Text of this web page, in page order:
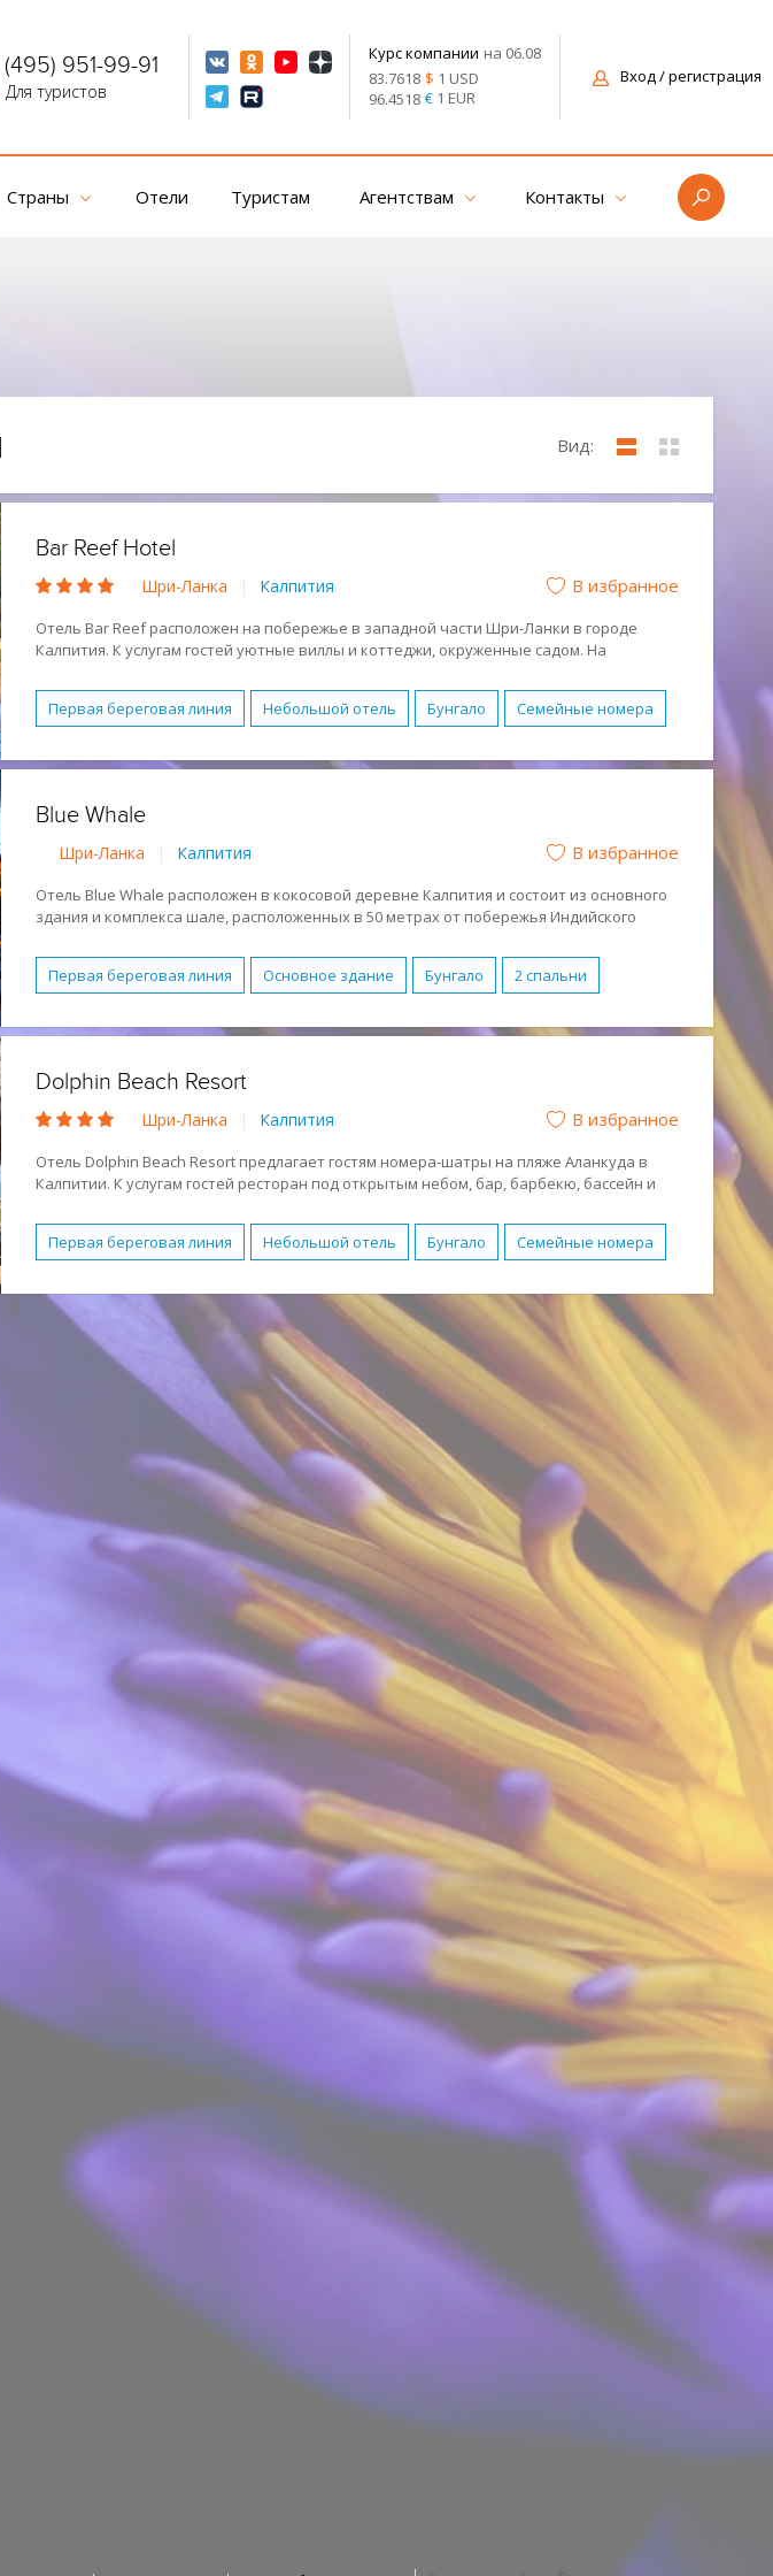
(495) 951-99-91
Для туристов
Курс компании на 06.08
83.7618 $ 1 USD
96.4518 €1 EUR
Вход/ регистрация
Страны Отели Туристам Агентствам Контакты
Вид:
Bar Reef Hotel
Шри-Ланка Калпития В избранное
Отель Bar Reef расположен на побережье в западной части Шри-Ланки в городе
Калпития. К услугам гостей уютные виллы и коттеджи, окруженные садом. На
Отель построен в 2009 году.
Первая береговая линия Небольшой отель Бунгало
Семейные номера
Размещение с животными
Условия для людей с ограниченными возможностями
Завтрак (BB)
Активный отдых
Молодежный отдых
Романтический отдых
Песчаный
Blue Whale
Шри-Ланка Калпития В избранное
Отель Blue Whale расположен в кокосовой деревне Калпития и состоит из основного
здания и комплекса шале, расположенных в 50 метрах от побережья Индийского
для кайтсерфинга.
Первая береговая линия Основное здание Бунгало
2 спальни
Спокойный отдых
Песчаный
Dolphin Beach Resort
Шри-Ланка Калпития В избранное
Отель Dolphin Beach Resort предлагает гостям номера-шатры на пляже Аланкуда в
Калпитии. К услугам гостей ресторан под открытым небом, бар, барбекю, бассейн и
Отель работает с 2010 года.
Первая береговая линия Небольшой отель Бунгало
Семейные номера
Детская площадка
Детское питание
Обслуживание в номерах
Парковка
Спа-центр
Условия для людей с ограниченными возможностями
Завтрак (BB)
Полупансион (HB) Полный Пансион (FB)
Активный отдых
Молодежный отдых
Отдых с детьми
Романтический отдых
Спокойный отдых
Песчаный